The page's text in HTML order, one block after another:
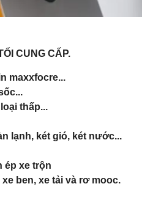
CUNG CẤP.
maxxfocre...
thấp...
lạnh, két gió, két nước...
ép xe trộn
ben, xe tải và rơ mooc.